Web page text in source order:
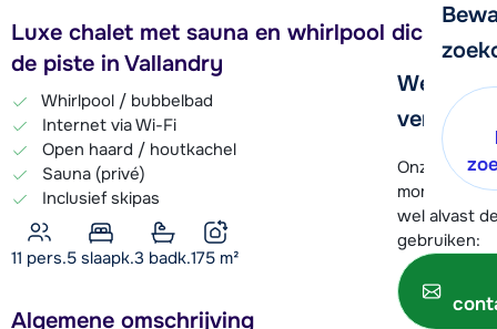
We
verder!
Onze
moment
wel alvast
gebruiken:
Luxe chalet met sauna en whirlpool dichtbij
de piste in Vallandry
Whirlpool / bubbelbad
Internet via Wi-Fi
Open haard / houtkachel
Sauna (privé)
Inclusief skipas
11 pers.5 slaapk.3 badk.175 m²
Algemene omschrijving